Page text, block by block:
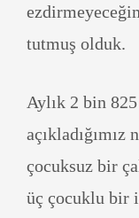
tutmuş olduk.
Aylık 2 bin
çocuksuz bir
üç çocuklu bir